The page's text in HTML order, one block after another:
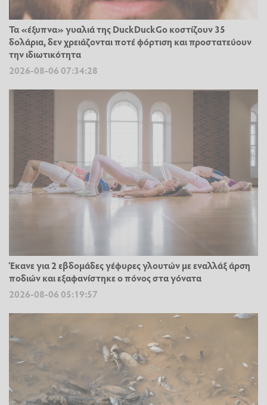
Τα «έξυπνα» γυαλιά της DuckDuckGo κοστίζουν 35
δολάρια, δεν χρειάζονται ποτέ φόρτιση και προστατεύουν
την ιδιωτικότητα
2026-08-06 07:34:28
Έκανε για 2 εβδομάδες γέφυρες γλουτών με εναλλάξ άρση
ποδιών και εξαφανίστηκε ο πόνος στα γόνατα
2026-08-06 05:19:57